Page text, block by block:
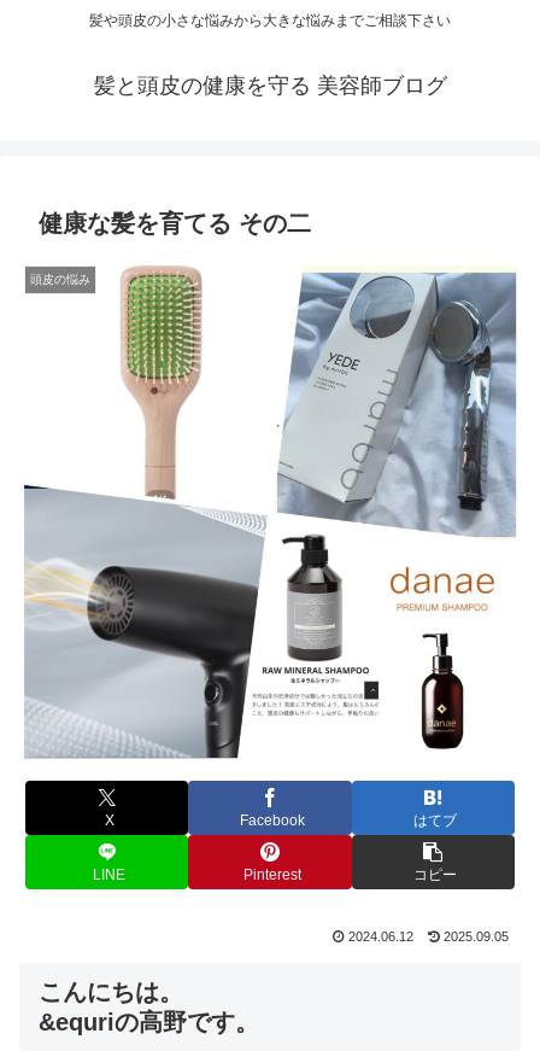
髪や頭皮の小さな悩みから大きな悩みまでご相談下さい
髪と頭皮の健康を守る 美容師ブログ
健康な髪を育てる その二
頭皮の悩み
X Facebook はてブ
LINE Pinterest コピー
2024.06.12 2025.09.05
こんにちは。
&equriの高野です。